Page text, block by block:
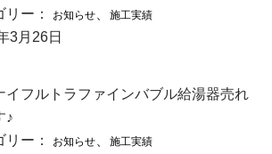
リー：
お知らせ 施工実績
3月26日
イフルトラファインバブル給湯器売れ
♪
リー：
お知らせ 施工実績